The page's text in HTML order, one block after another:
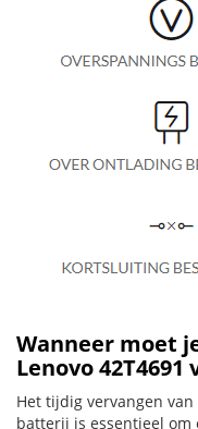
Wanneer moet
Lenovo 42T4691
Het tijdig vervangen van
batterij is essentieel